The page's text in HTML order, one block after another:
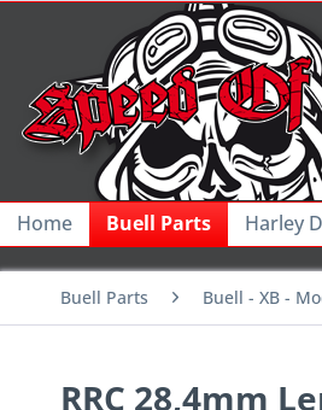
Home Buell Parts Harley
Buell Parts Buell - XB -
RRC 28,4mm